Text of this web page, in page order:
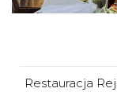
Restauracja